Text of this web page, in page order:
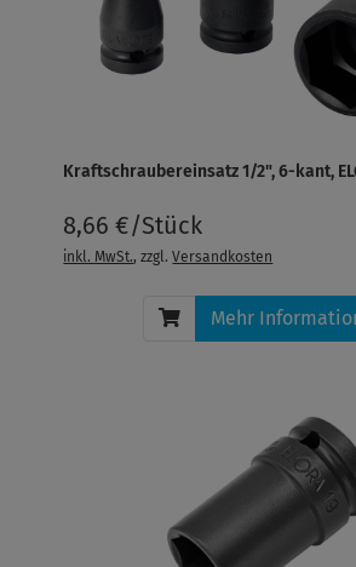
Kraftschraubereinsatz 1/2", 6-kant,
8,66 €/Stück
inkl. MwSt., zzgl.Versandkosten
Mehr